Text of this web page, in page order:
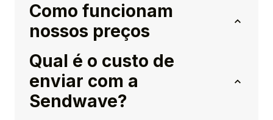
Como funcionam
nossos preços
Qual é o custo de
enviar com a
Sendwave?